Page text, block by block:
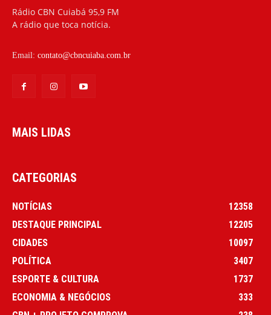
Rádio CBN Cuiabá 95,9 FM
A rádio que toca notícia.
Email: contato@cbncuiaba.com.br
MAIS LIDAS
CATEGORIAS
NOTÍCIAS
12358
DESTAQUE PRINCIPAL
12205
CIDADES
10097
POLÍTICA
3407
ESPORTE & CULTURA
1737
ECONOMIA & NEGÓCIOS
333